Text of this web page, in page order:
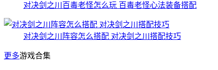
对决剑之川百毒老怪怎么玩 百毒老怪心法装备搭配
对决剑之川阵容怎么搭配 对决剑之川搭配技巧
更多游戏合集